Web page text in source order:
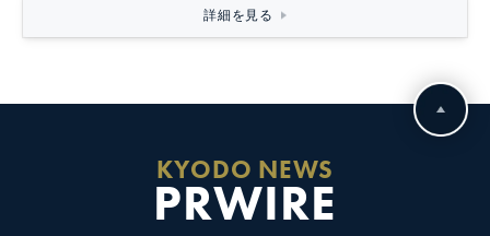
詳細を見る
KYODO NEWS
PRWIRE